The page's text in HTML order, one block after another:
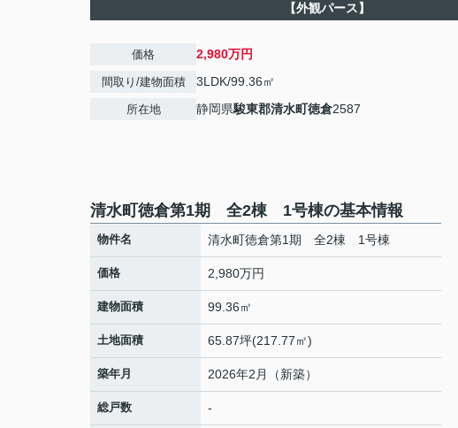
【外観パース】
価格 2,980万円
間取り/建物面積 3LDK/99.36㎡
所在地 静岡県駿東郡清水町徳倉2587
清水町徳倉第1期 全2棟 1号棟の基本情報
物件名 清水町徳倉第1期 全2棟 1号棟
価格 2,980万円
建物面積 99.36㎡
土地面積 65.87坪(217.77㎡)
築年月 2026年2月（新築）
総戸数 -